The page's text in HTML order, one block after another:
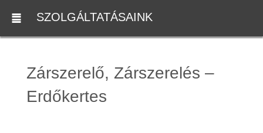
SZOLGÁLTATÁSAINK
Zárszerelő, Zárszerelés –
Erdőkertes